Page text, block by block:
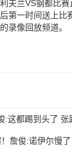
夫兰VS钢都比
第一时间送上比
录像回放频道。
:这都踢到头了
詹俊:诺伊尔慢